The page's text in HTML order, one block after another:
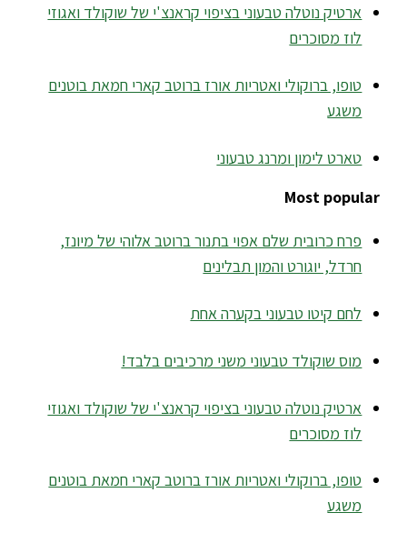
ארטיק נוטלה טבעוני בציפוי קראנצ'י של שוקולד ואגוזי
לוז מסוכרים
טופו, ברוקולי ואטריות אורז ברוטב קארי חמאת בוטנים
משגע
טארט לימון ומרנג טבעוני
Most popular
פרח כרובית שלם אפוי בתנור ברוטב אלוהי של מיונז,
חרדל, יוגורט והמון תבלינים
לחם קיטו טבעוני בקערה אחת
מוס שוקולד טבעוני משני מרכיבים בלבד!
ארטיק נוטלה טבעוני בציפוי קראנצ'י של שוקולד ואגוזי
לוז מסוכרים
טופו, ברוקולי ואטריות אורז ברוטב קארי חמאת בוטנים
משגע